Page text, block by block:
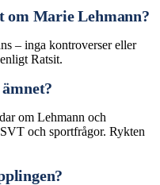
om Marie Lehmann?
– inga kontroverser eller
Ratsit.
om Lehmann och
och sportfrågor. Rykten